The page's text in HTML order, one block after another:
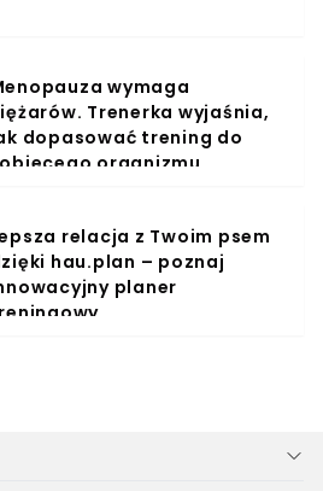
wymaga
Trenerka wyjaśnia,
dopasować trening do
organizmu
relacja z Twoim psem
hau.plan – poznaj
planer